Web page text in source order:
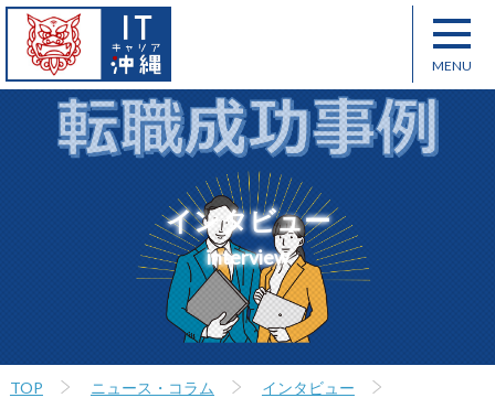
インタビュー
interview
TOP ニュース・コラム
インタビュー